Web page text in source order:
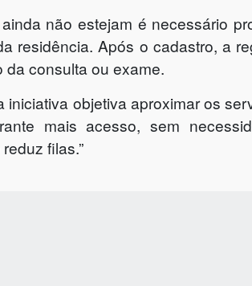
não estejam é necessário
residência. Após o cadastro, a
da consulta ou exame.
objetiva aproximar os
mais acesso, sem
filas.”